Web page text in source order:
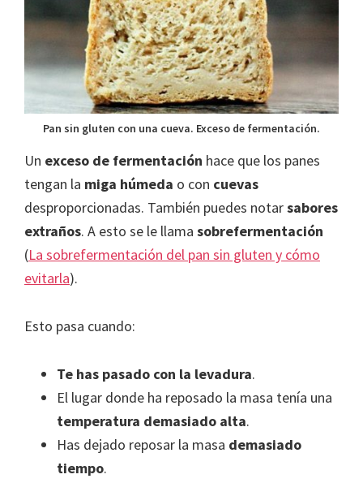
Pan sin gluten con una cueva. Exceso de fermentación.
Un exceso de fermentación hace que los panes
tengan la miga húmeda o con cuevas
desproporcionadas. También puedes notarsabores
extraños. A esto se le llama sobrefermentación
(La sobrefermentación del pan sin gluten y cómo
evitarla).
Esto pasa cuando:
Te has pasado con la levadura.
El lugar donde ha reposado la masa tenía una
temperatura demasiado alta.
Has dejado reposar la masa demasiado
tiempo.